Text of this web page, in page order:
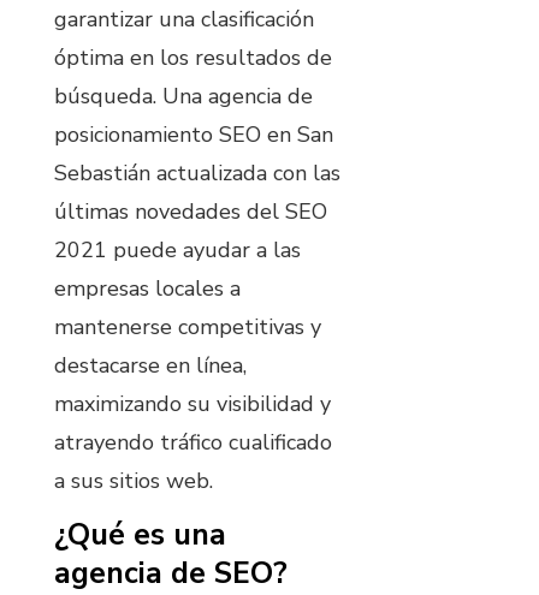
garantizar una clasificación
óptima en los resultados de
búsqueda. Una agencia de
posicionamiento SEO en San
Sebastián actualizada con las
últimas novedades del SEO
2021 puede ayudar a las
empresas locales a
mantenerse competitivas y
destacarse en línea,
maximizando su visibilidad y
atrayendo tráfico cualificado
a sus sitios web.
¿Qué es una
agencia de SEO?